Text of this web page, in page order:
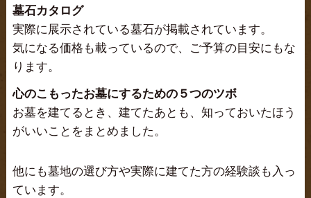
墓石カタログ
実際に展示されている墓石が掲載されています。
気になる価格も載っているので、ご予算の目安にもな
ります。
心のこもったお墓にするための５つのツボ
お墓を建てるとき、建てたあとも、知っておいたほう
がいいことをまとめました。
他にも墓地の選び方や実際に建てた方の経験談も入っ
ています。